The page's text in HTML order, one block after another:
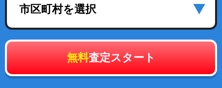
市区町村を選択
無料査定スタート